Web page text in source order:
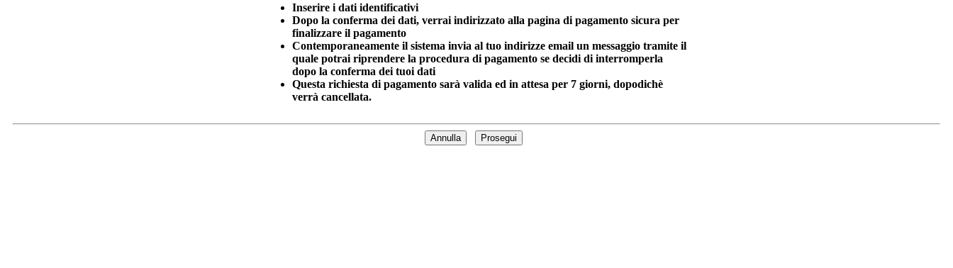
Inserire i dati identificativi
Dopo la conferma dei dati, verrai indirizzato alla pagina di pagamento sicura per
finalizzare il pagamento
Contemporaneamente il sistema invia al tuo indirizze email un messaggio tramite il
quale potrai riprendere la procedura di pagamento se decidi di interromperla
dopo la conferma dei tuoi dati
Questa richiesta di pagamento sarà valida ed in attesa per 7 giorni, dopodichè
verrà cancellata.